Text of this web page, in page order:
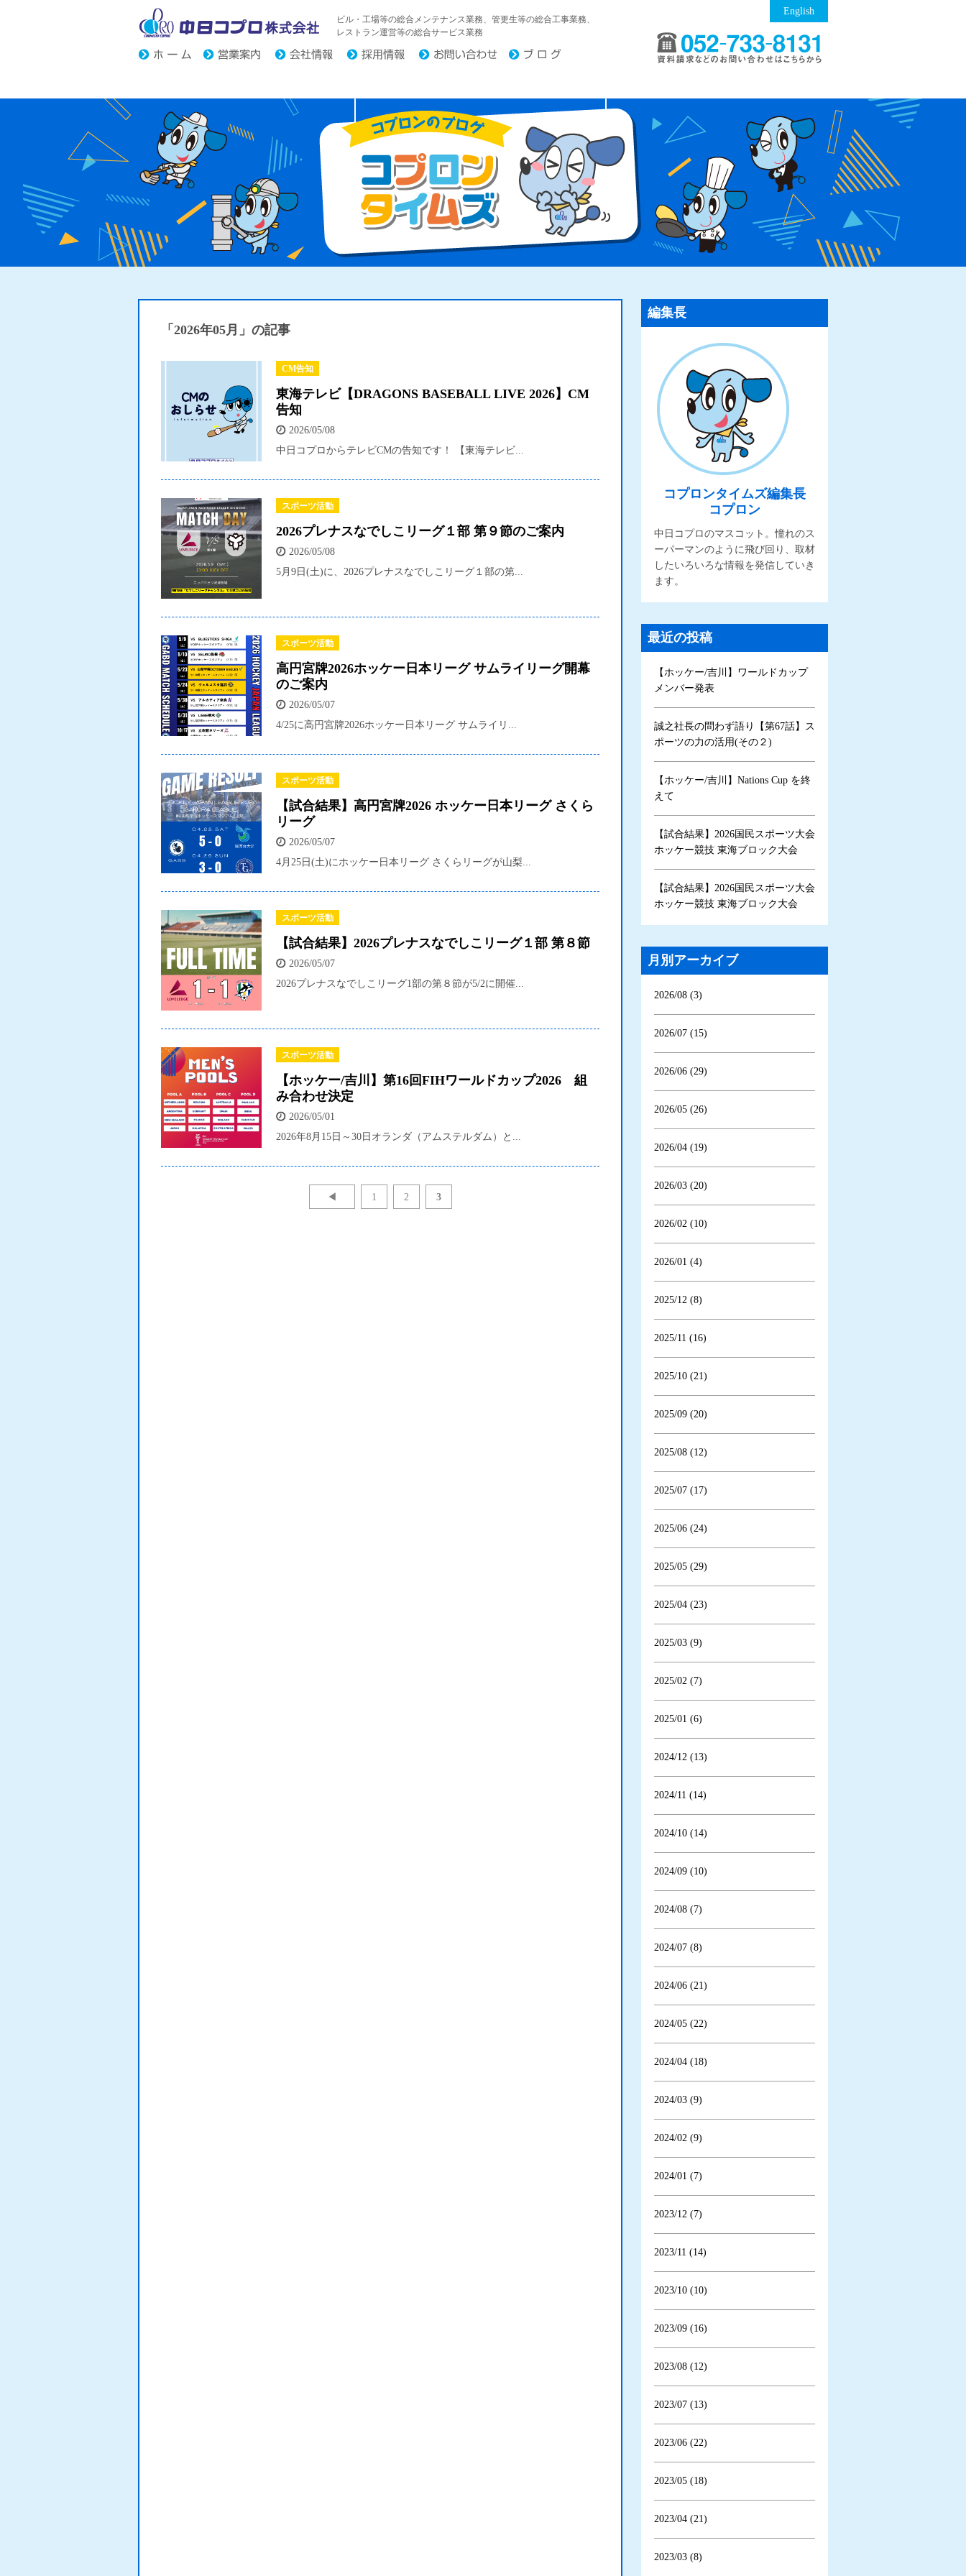
中日コプロ株式会社
ビル・工場等の総合メンテナンス業務、管更生等の総合工事業務、
レストラン運営等の総合サービス業務
English
「2026年05月」の記事
CM告知
東海テレビ【DRAGONS BASEBALL LIVE 2026】CM
告知
2026/05/08
中日コプロからテレビCMの告知です！ 【東海テレビ...
スポーツ活動
2026プレナスなでしこリーグ１部 第９節のご案内
2026/05/08
5月9日(土)に、2026プレナスなでしこリーグ１部の第...
スポーツ活動
高円宮牌2026ホッケー日本リーグ サムライリーグ開幕
のご案内
2026/05/07
4/25に高円宮牌2026ホッケー日本リーグ サムライリ...
スポーツ活動
【試合結果】高円宮牌2026 ホッケー日本リーグ さくら
リーグ
2026/05/07
4月25日(土)にホッケー日本リーグ さくらリーグが山梨...
スポーツ活動
【試合結果】2026プレナスなでしこリーグ１部 第８節
2026/05/07
2026プレナスなでしこリーグ1部の第８節が5/2に開催...
スポーツ活動
【ホッケー/吉川】第16回FIHワールドカップ2026 組
み合わせ決定
2026/05/01
2026年8月15日～30日オランダ（アムステルダム）と...
◀ 1 2 3
編集長
コプロンタイムズ編集長
コプロン
中日コプロのマスコット。憧れのス
ーパーマンのように飛び回り、取材
したいろいろな情報を発信していき
ます。
最近の投稿
【ホッケー/吉川】ワールドカップ
メンバー発表
誠之社長の問わず語り【第67話】ス
ポーツの力の活用(その２)
【ホッケー/吉川】Nations Cup を終
えて
【試合結果】2026国民スポーツ大会
ホッケー競技 東海ブロック大会
【試合結果】2026国民スポーツ大会
ホッケー競技 東海ブロック大会
月別アーカイブ
2026/08 (3)
2026/07 (15)
2026/06 (29)
2026/05 (26)
2026/04 (19)
2026/03 (20)
2026/02 (10)
2026/01 (4)
2025/12 (8)
2025/11 (16)
2025/10 (21)
2025/09 (20)
2025/08 (12)
2025/07 (17)
2025/06 (24)
2025/05 (29)
2025/04 (23)
2025/03 (9)
2025/02 (7)
2025/01 (6)
2024/12 (13)
2024/11 (14)
2024/10 (14)
2024/09 (10)
2024/08 (7)
2024/07 (8)
2024/06 (21)
2024/05 (22)
2024/04 (18)
2024/03 (9)
2024/02 (9)
2024/01 (7)
2023/12 (7)
2023/11 (14)
2023/10 (10)
2023/09 (16)
2023/08 (12)
2023/07 (13)
2023/06 (22)
2023/05 (18)
2023/04 (21)
2023/03 (8)